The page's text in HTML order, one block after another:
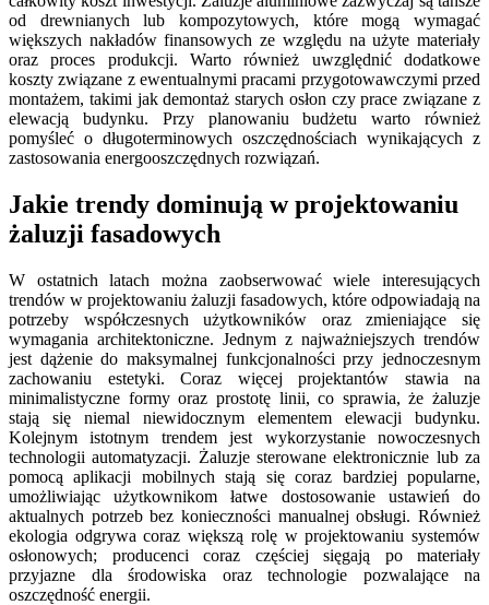
od drewnianych lub kompozytowych, które mogą wymagać
większych nakładów finansowych ze względu na użyte materiały
oraz proces produkcji. Warto również uwzględnić dodatkowe
koszty związane z ewentualnymi pracami przygotowawczymi przed
montażem, takimi jak demontaż starych osłon czy prace związane z
elewacją budynku. Przy planowaniu budżetu warto również
pomyśleć o długoterminowych oszczędnościach wynikających z
zastosowania energooszczędnych rozwiązań.
Jakie trendy dominują w projektowaniu
żaluzji fasadowych
W ostatnich latach można zaobserwować wiele interesujących
trendów w projektowaniu żaluzji fasadowych, które odpowiadają na
potrzeby współczesnych użytkowników oraz zmieniające się
wymagania architektoniczne. Jednym z najważniejszych trendów
jest dążenie do maksymalnej funkcjonalności przy jednoczesnym
zachowaniu estetyki. Coraz więcej projektantów stawia na
minimalistyczne formy oraz prostotę linii, co sprawia, że żaluzje
stają się niemal niewidocznym elementem elewacji budynku.
Kolejnym istotnym trendem jest wykorzystanie nowoczesnych
technologii automatyzacji. Żaluzje sterowane elektronicznie lub za
pomocą aplikacji mobilnych stają się coraz bardziej popularne,
umożliwiając użytkownikom łatwe dostosowanie ustawień do
aktualnych potrzeb bez konieczności manualnej obsługi. Również
ekologia odgrywa coraz większą rolę w projektowaniu systemów
osłonowych; producenci coraz częściej sięgają po materiały
przyjazne dla środowiska oraz technologie pozwalające na
oszczędność energii.